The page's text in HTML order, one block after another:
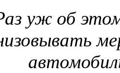
уж об этом